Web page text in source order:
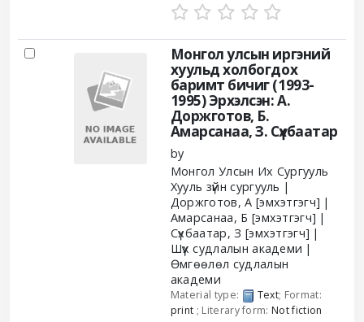
Монгол улсын иргэний
хуульд холбогдох
баримт бичиг (1993-
1995)Эрхэлсэн: А.
Доржготов, Б.
Амарсанаа, З. Сүхбаатар
by
Монгол Улсын Их Сургууль
Хууль зүйн сургууль
Доржготов, А [эмхэтгэгч]
Амарсанаа, Б [эмхэтгэгч]
Сүхбаатар, З [эмхэтгэгч]
Шүүх судлалын академи
Өмгөөлөл судлалын
академи
Material type: Text; Format:
print ; Literary form:Not fiction